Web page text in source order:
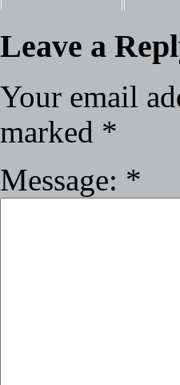
Leave a
Your email
marked *
Message: *